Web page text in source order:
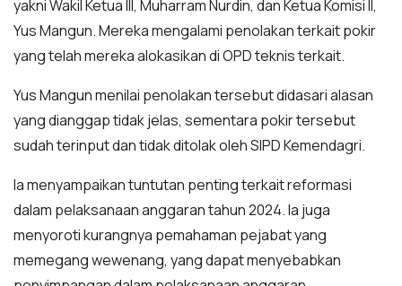
yakni Wakil Ketua III, Muharram Nurdin, dan Ketua Komisi II,
Yus Mangun. Mereka mengalami penolakan terkait pokir
yang telah mereka alokasikan di OPD teknis terkait.
Yus Mangun menilai penolakan tersebut didasari alasan
yang dianggap tidak jelas, sementara pokir tersebut
sudah terinput dan tidak ditolak oleh SIPD Kemendagri.
Ia menyampaikan tuntutan penting terkait reformasi
dalam pelaksanaan anggaran tahun 2024. Ia juga
menyoroti kurangnya pemahaman pejabat yang
memegang wewenang, yang dapat menyebabkan